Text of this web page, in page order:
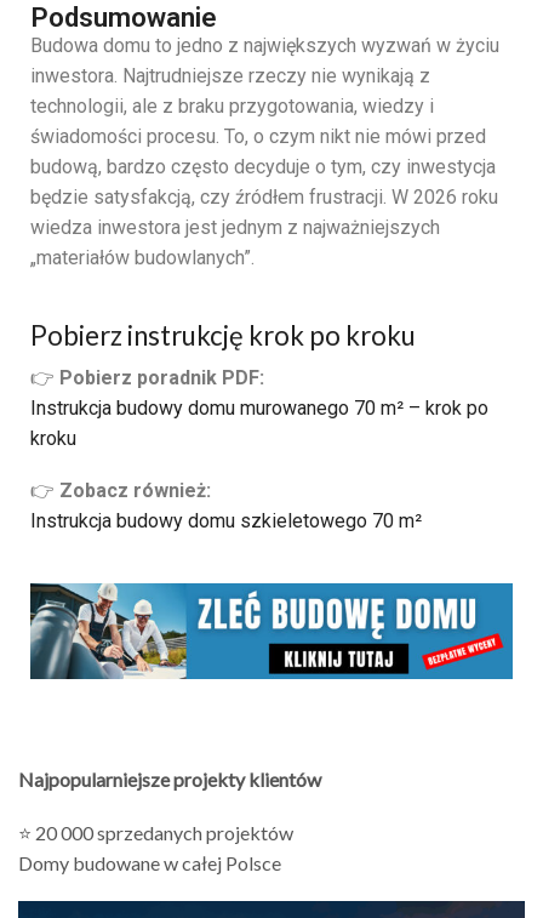
Podsumowanie
Budowa domu to jedno z największych wyzwań w życiu
inwestora. Najtrudniejsze rzeczy nie wynikają z
technologii, ale z braku przygotowania, wiedzy i
świadomości procesu. To, o czym nikt nie mówi przed
budową, bardzo często decyduje o tym, czy inwestycja
będzie satysfakcją, czy źródłem frustracji. W 2026 roku
wiedza inwestora jest jednym z najważniejszych
„materiałów budowlanych”.
Pobierz instrukcję krok po kroku
👉 Pobierz poradnik PDF:
Instrukcja budowy domu murowanego 70 m² – krok po
kroku
👉 Zobacz również:
Instrukcja budowy domu szkieletowego 70 m²
Najpopularniejsze projekty klientów
⭐ 20 000 sprzedanych projektów
Domy budowane w całej Polsce